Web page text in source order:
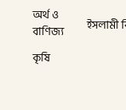
অর্থ ও
বাণিজ্য
কৃষি
ইসলামী